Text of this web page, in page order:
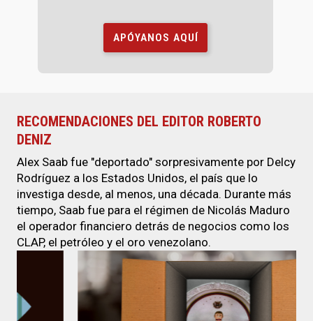
APÓYANOS AQUÍ
RECOMENDACIONES DEL EDITOR ROBERTO
DENIZ
Alex Saab fue "deportado" sorpresivamente por Delcy
Rodríguez a los Estados Unidos, el país que lo
investiga desde, al menos, una década. Durante más
tiempo, Saab fue para el régimen de Nicolás Maduro
el operador financiero detrás de negocios como los
CLAP, el petróleo y el oro venezolano.